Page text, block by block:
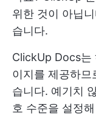
위한 것이 아닙
습니다.
ClickUp Docs는
이지를 제공하므
습니다. 예기치
호 수준을 설정